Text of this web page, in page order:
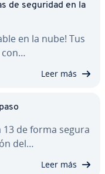
de seguridad en la
en la nube! Tus
con…
Leer más
de forma segura
del…
Leer más